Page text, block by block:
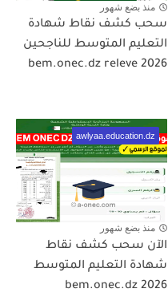
منذ بضع شهور
سحب كشف نقاط شهادة
التعليم المتوسط للناجحين
2026 bem.onec.dz releve
awlyaa.education.dz
منذ بضع شهور
الآن سحب كشف نقاط
شهادة التعليم المتوسط
2026 bem.onec.dz